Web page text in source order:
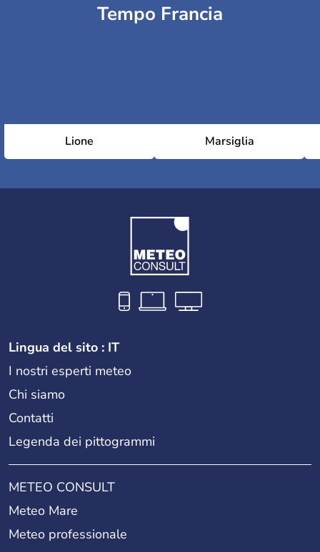
Tempo Francia
Lione Marsiglia
Lingua del sito : IT
I nostri esperti meteo
Chi siamo
Contatti
Legenda dei pittogrammi
METEO CONSULT
Meteo Mare
Meteo professionale